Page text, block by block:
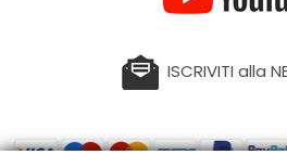
ISCRIVITI alla